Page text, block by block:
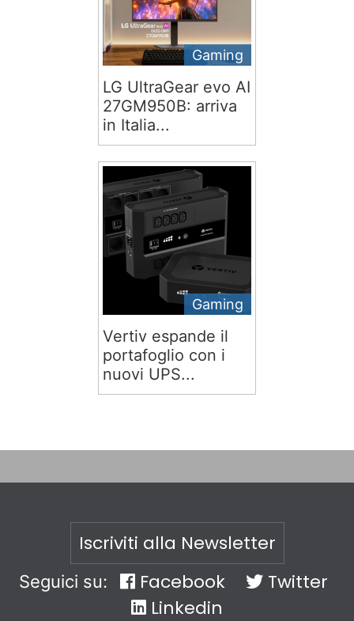
Gaming
LG UltraGear evo AI
27GM950B: arriva
in Italia...
Gaming
Vertiv espande il
portafoglio con i
nuovi UPS...
Iscriviti alla Newsletter
Seguici su: Facebook
Twitter
Linkedin